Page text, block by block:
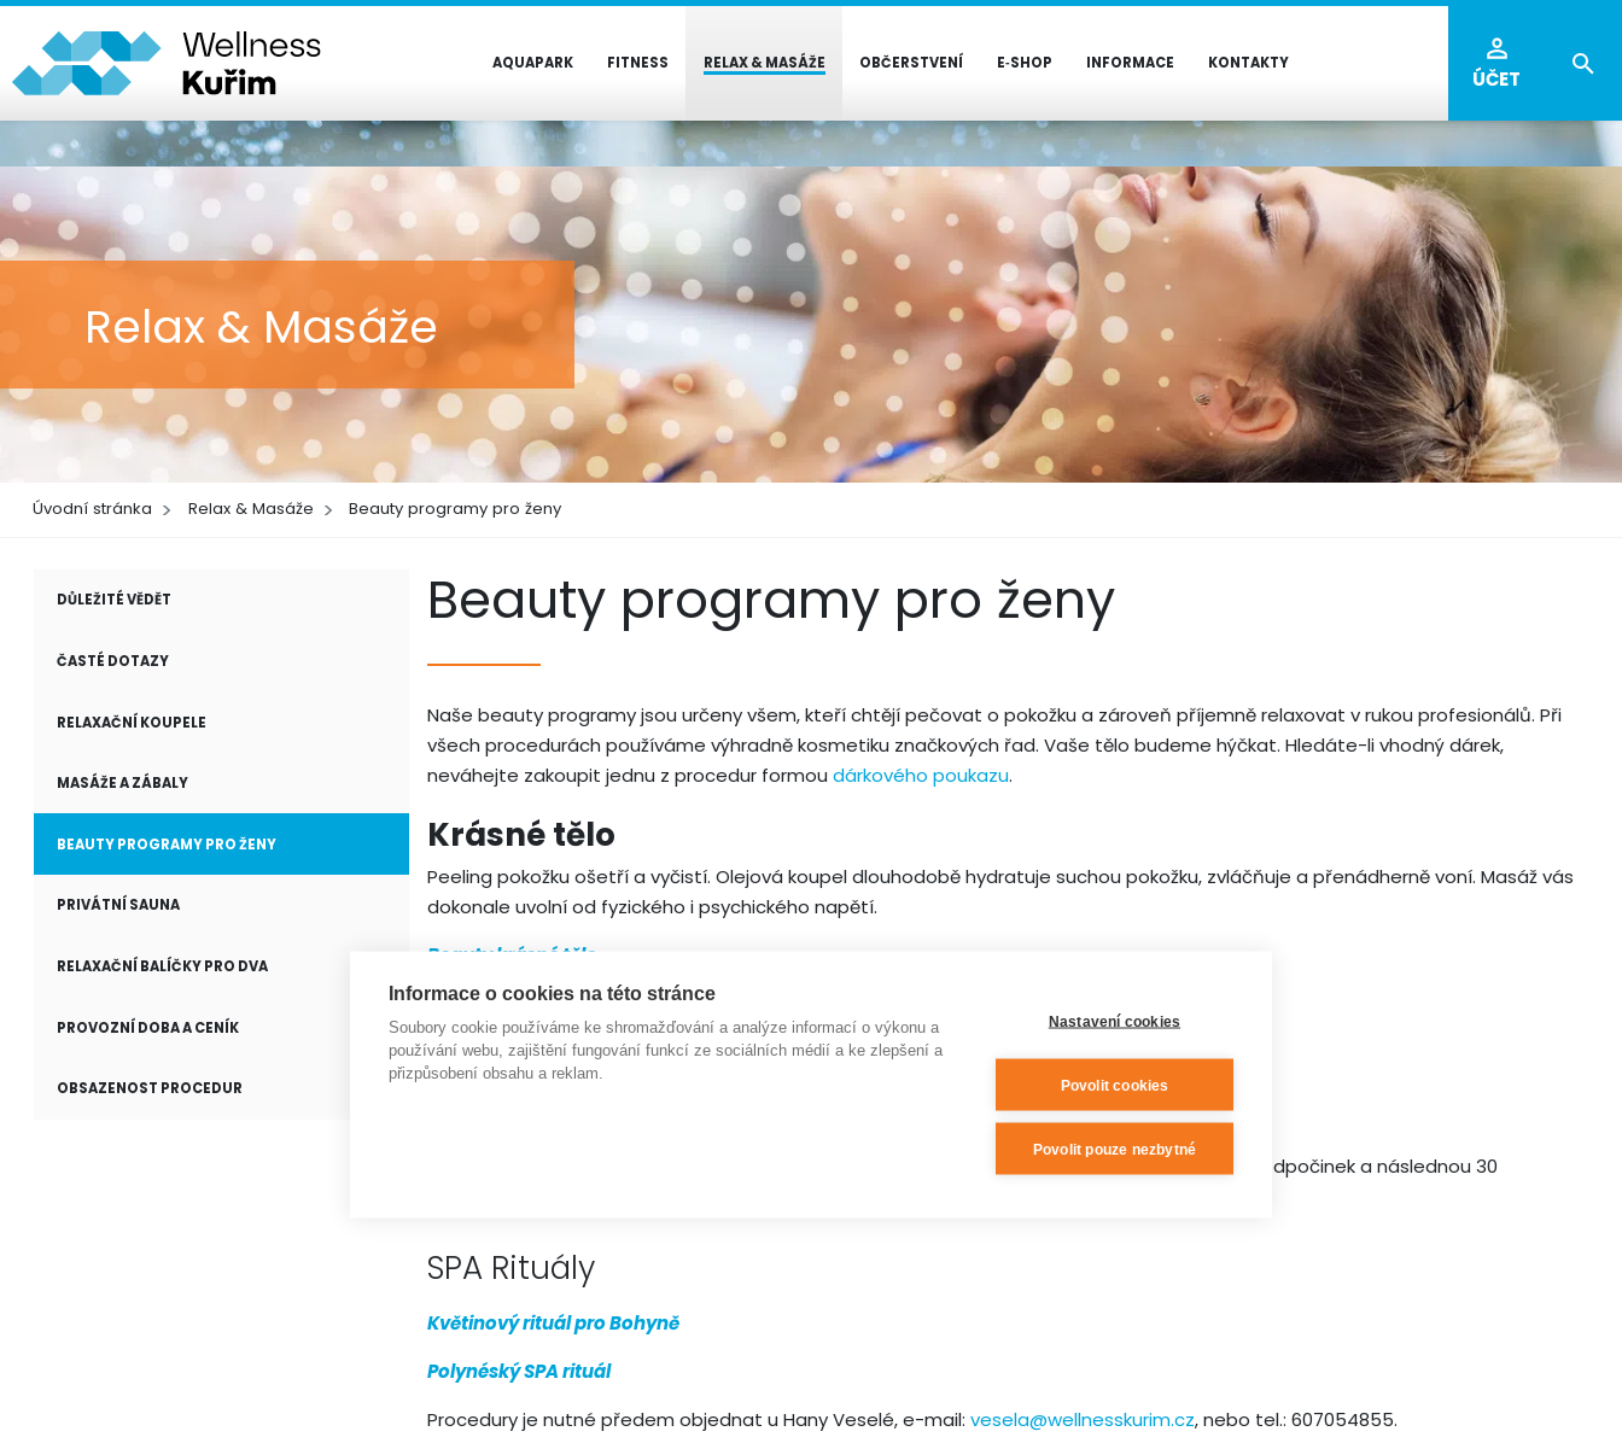
AQUAPARK FITNESS RELAX & MASÁŽE OBČERSTVENÍ E‑SHOP INFORMACE KONTAKTY
ÚČET
Relax & Masáže
Úvodní stránka Relax & Masáže Beauty programy pro ženy
DŮLEŽITÉ VĚDĚT
ČASTÉ DOTAZY
RELAXAČNÍ KOUPELE
MASÁŽE A ZÁBALY
BEAUTY PROGRAMY PRO ŽENY
PRIVÁTNÍ SAUNA
RELAXAČNÍ BALÍČKY PRO DVA
PROVOZNÍ DOBA A CENÍK
OBSAZENOST PROCEDUR
Beauty programy pro ženy
Naše beauty programy jsou určeny všem, kteří chtějí pečovat o pokožku a zároveň příjemně relaxovat v rukou profesionálů. Při
všech procedurách používáme výhradně kosmetiku značkových řad. Vaše tělo budeme hýčkat. Hledáte-li vhodný dárek,
neváhejte zakoupit jednu z procedur formou dárkového poukazu.
Krásné tělo
Peeling pokožku ošetří a vyčistí. Olejová koupel dlouhodobě hydratuje suchou pokožku, zvláčňuje a přenádherně voní. Masáž vás
dokonale uvolní od fyzického i psychického napětí.
Beauty krásné tělo
Beauty krásné tělo PLUS
Čistá mysl
je určen pro 1 osobu a obsahuje syrovátkovou koupel, odpočinek a následnou 30
SPA Rituály
Květinový rituál pro Bohyně
Polynéský SPA rituál
Procedury je nutné předem objednat u Hany Veselé, e-mail: vesela@wellnesskurim.cz, nebo tel.: 607054855.
Informace o cookies na této stránce
Soubory cookie používáme ke shromažďování a analýze informací o výkonu a
používání webu, zajištění fungování funkcí ze sociálních médií a ke zlepšení a
přizpůsobení obsahu a reklam.
Nastavení cookies
Povolit cookies
Povolit pouze nezbytné